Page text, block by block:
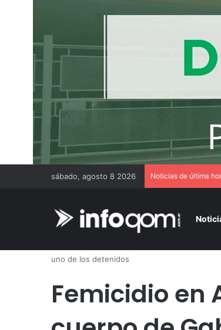
sábado, agosto 8 2026 Noticias de última
uno de los detenidos
Femicidio en